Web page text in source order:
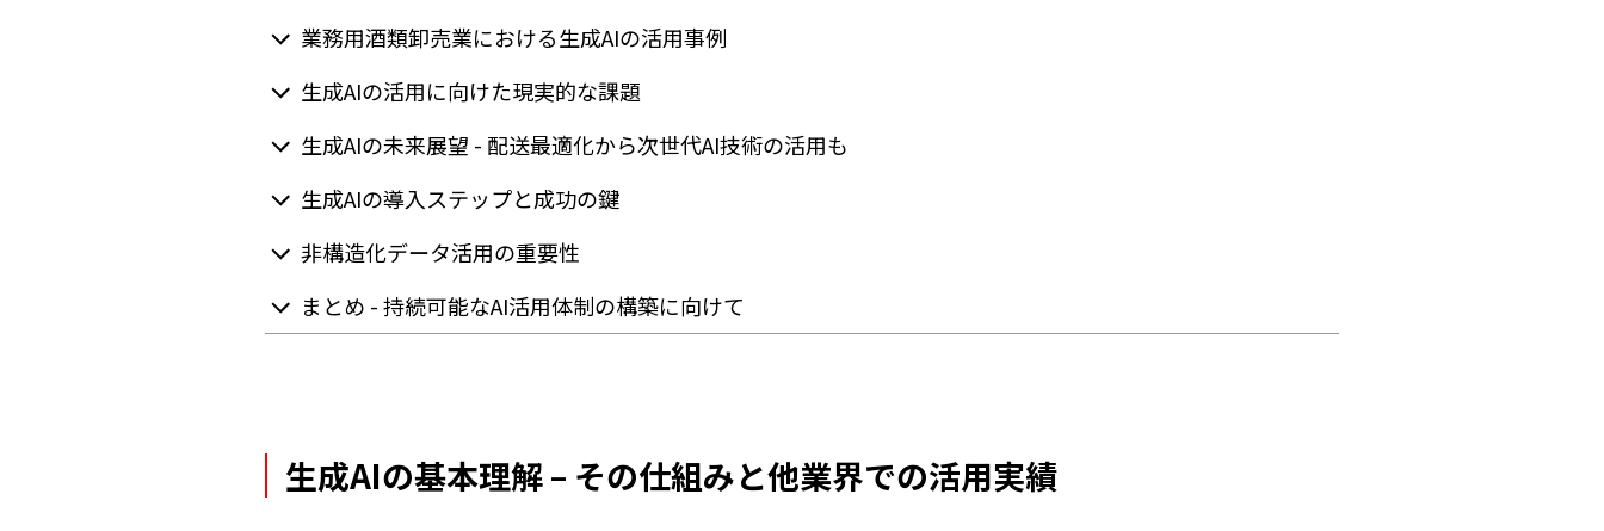
業務用酒類卸売業における生成AIの活用事例
生成AIの活用に向けた現実的な課題
生成AIの未来展望 - 配送最適化から次世代AI技術の活用も
生成AIの導入ステップと成功の鍵
非構造化データ活用の重要性
まとめ - 持続可能なAI活用体制の構築に向けて
生成AIの基本理解 – その仕組みと他業界での活用実績